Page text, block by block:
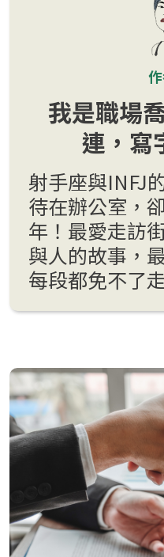
我是職場
連，寫
射手座與INFJ
待在辦公室，
年！最愛走訪
與人的故事，
每段都免不了